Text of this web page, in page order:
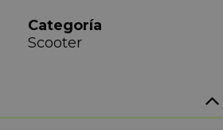
Categoría
Scooter